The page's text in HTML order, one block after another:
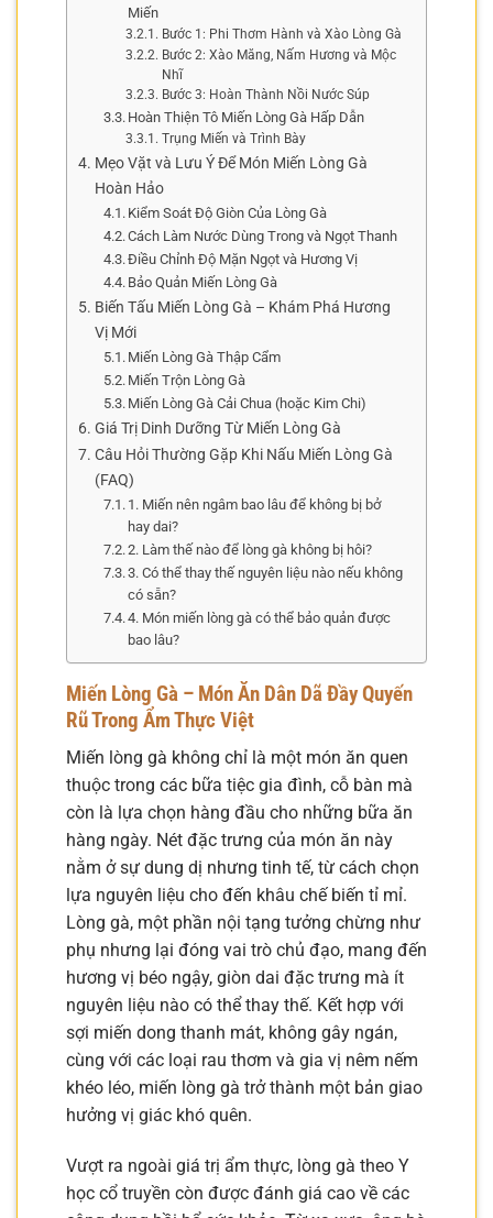
Miến
Bước 1: Phi Thơm Hành và Xào Lòng Gà
Bước 2: Xào Măng, Nấm Hương và Mộc
Nhĩ
Bước 3: Hoàn Thành Nồi Nước Súp
Hoàn Thiện Tô Miến Lòng Gà Hấp Dẫn
Trụng Miến và Trình Bày
Mẹo Vặt và Lưu Ý Để Món Miến Lòng Gà
Hoàn Hảo
Kiểm Soát Độ Giòn Của Lòng Gà
Cách Làm Nước Dùng Trong và Ngọt Thanh
Điều Chỉnh Độ Mặn Ngọt và Hương Vị
Bảo Quản Miến Lòng Gà
Biến Tấu Miến Lòng Gà – Khám Phá Hương
Vị Mới
Miến Lòng Gà Thập Cẩm
Miến Trộn Lòng Gà
Miến Lòng Gà Cải Chua (hoặc Kim Chi)
Giá Trị Dinh Dưỡng Từ Miến Lòng Gà
Câu Hỏi Thường Gặp Khi Nấu Miến Lòng Gà
(FAQ)
1. Miến nên ngâm bao lâu để không bị bở
hay dai?
2. Làm thế nào để lòng gà không bị hôi?
3. Có thể thay thế nguyên liệu nào nếu không
có sẵn?
4. Món miến lòng gà có thể bảo quản được
bao lâu?
Miến Lòng Gà – Món Ăn Dân Dã Đầy Quyến
Rũ Trong Ẩm Thực Việt
Miến lòng gà không chỉ là một món ăn quen
thuộc trong các bữa tiệc gia đình, cỗ bàn mà
còn là lựa chọn hàng đầu cho những bữa ăn
hàng ngày. Nét đặc trưng của món ăn này
nằm ở sự dung dị nhưng tinh tế, từ cách chọn
lựa nguyên liệu cho đến khâu chế biến tỉ mỉ.
Lòng gà, một phần nội tạng tưởng chừng như
phụ nhưng lại đóng vai trò chủ đạo, mang đến
hương vị béo ngậy, giòn dai đặc trưng mà ít
nguyên liệu nào có thể thay thế. Kết hợp với
sợi miến dong thanh mát, không gây ngán,
cùng với các loại rau thơm và gia vị nêm nếm
khéo léo, miến lòng gà trở thành một bản giao
hưởng vị giác khó quên.
Vượt ra ngoài giá trị ẩm thực, lòng gà theo Y
học cổ truyền còn được đánh giá cao về các